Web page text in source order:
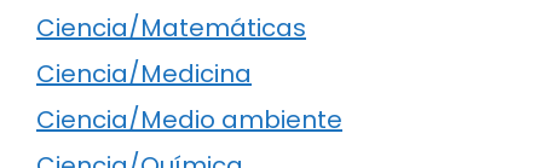
Ciencia/Matemáticas
Ciencia/Medicina
Ciencia/Medio ambiente